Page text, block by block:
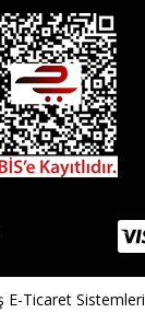
E-Ticaret Sistemleri